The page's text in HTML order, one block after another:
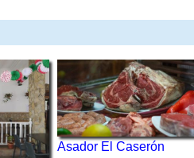
Asador El Caserón